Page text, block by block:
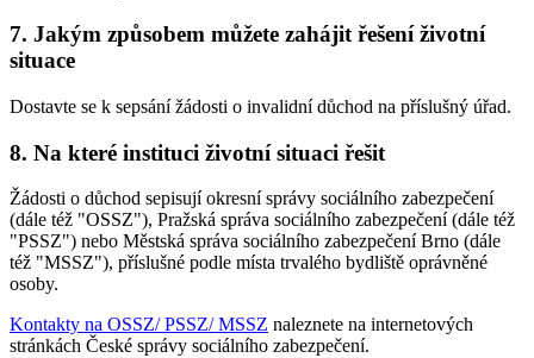
7. Jakým způsobem můžete zahájit řešení životní
situace
Dostavte se k sepsání žádosti o invalidní důchod na příslušný úřad.
8. Na které instituci životní situaci řešit
Žádosti o důchod sepisují okresní správy sociálního zabezpečení
(dále též "OSSZ"), Pražská správa sociálního zabezpečení (dále též
"PSSZ") nebo Městská správa sociálního zabezpečení Brno (dále
též "MSSZ"), příslušné podle místa trvalého bydliště oprávněné
osoby.
Kontakty na OSSZ/ PSSZ/ MSSZ naleznete na internetových
stránkách České správy sociálního zabezpečení.